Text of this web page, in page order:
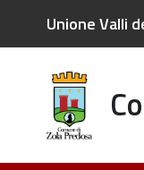
Unione Valli